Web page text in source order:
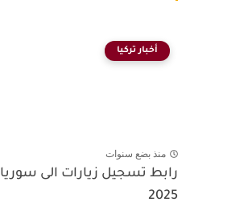
أخبار تركيا
منذ بضع سنوات
رابط تسجيل زيارات الى سوريا
2025